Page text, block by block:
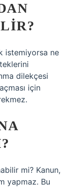
istemiyorsa ne
dilekçesi
için
mi? Kanun,
yapmaz. Bu